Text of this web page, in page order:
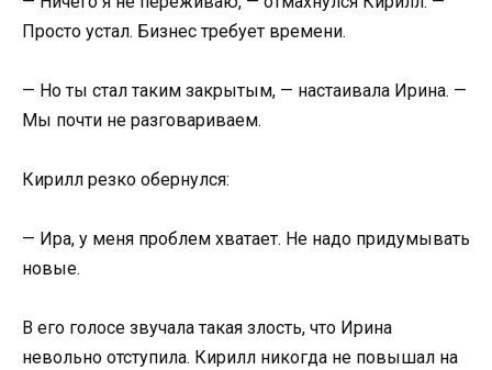
Просто устал. Бизнес требует времени.
— Но ты стал таким закрытым, — настаивала Ирина. —
Мы почти не разговариваем.
Кирилл резко обернулся:
— Ира, у меня проблем хватает. Не надо придумывать
новые.
В его голосе звучала такая злость, что Ирина
невольно отступила. Кирилл никогда не повышал на